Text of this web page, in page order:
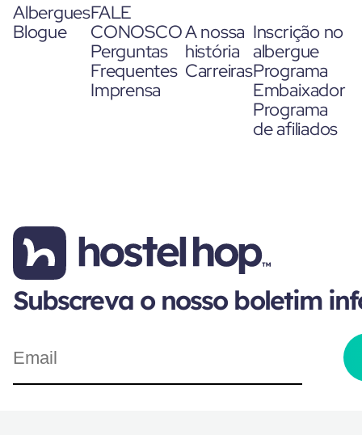
Albergues
Blogue
FALE
CONOSCO
Perguntas
Frequentes
Imprensa
A nossa
história
Carreiras
Inscrição no
albergue
Programa
Embaixador
Programa
de afiliados
Subscreva o nosso boletim